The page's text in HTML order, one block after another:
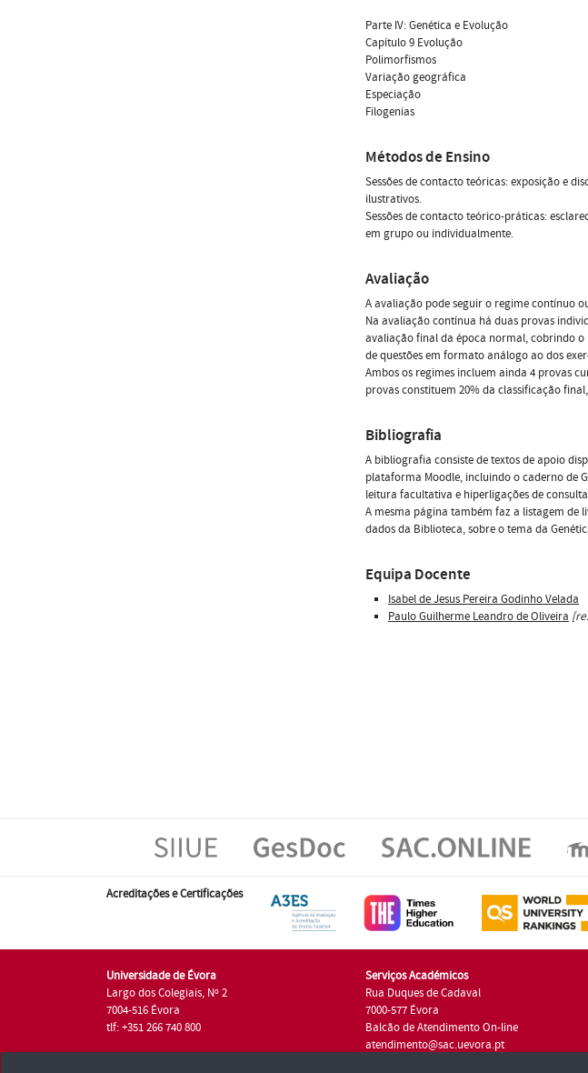
Parte IV: Genética e Evolução
Capítulo 9 Evolução
Polimorfismos
Variação geográfica
Especiação
Filogenias
Métodos de Ensino
Sessões de contacto teóricas: exposição e
ilustrativos.
Sessões de contacto teórico-práticas:
em grupo ou individualmente.
Avaliação
A avaliação pode seguir o regime contínuo
Na avaliação contínua há duas provas
avaliação final da época normal, cobrindo o
de questões em formato análogo ao dos
Ambos os regimes incluem ainda 4 provas
provas constituem 20% da classificação
Bibliografia
A bibliografia consiste de textos de apoio
plataforma Moodle, incluindo o caderno de
leitura facultativa e hiperligações de
A mesma página também faz a listagem de
dados da Biblioteca, sobre o tema da
Equipa Docente
Isabel de Jesus Pereira Godinho Velada
Paulo Guilherme Leandro de Oliveira
Acreditações e Certificações
Universidade de Évora
Largo dos Colegiais, Nº 2
7004-516 Évora
tlf: +351 266 740 800
Serviços Académicos
Rua Duques de Cadaval
7000-577 Évora
Balcão de Atendimento On-line
atendimento@sac.uevora.pt